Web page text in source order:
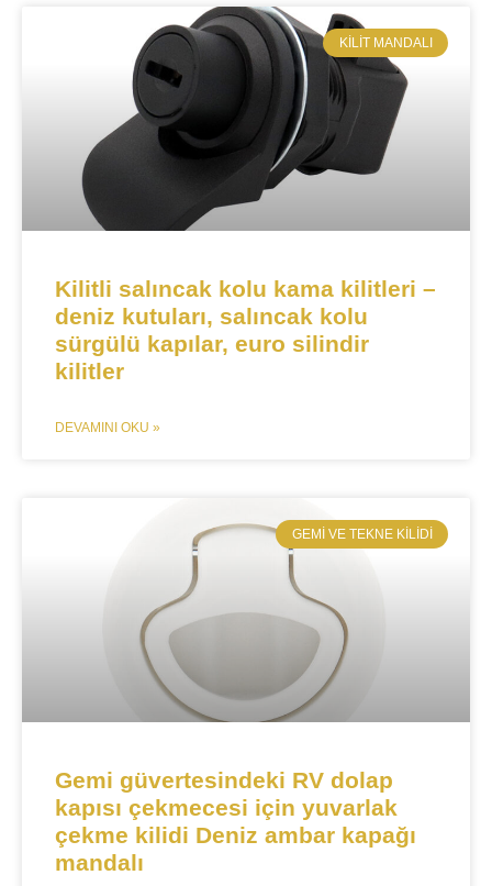
KILIT MANDALI​
Kilitli salıncak kolu kama kilitleri –
deniz kutuları, salıncak kolu
sürgülü kapılar, euro silindir
kilitler
DEVAMINI OKU »
​GEMI VE TEKNE KILIDI​
Gemi güvertesindeki RV dolap
kapısı çekmecesi için yuvarlak
çekme kilidi Deniz ambar kapağı
mandalı